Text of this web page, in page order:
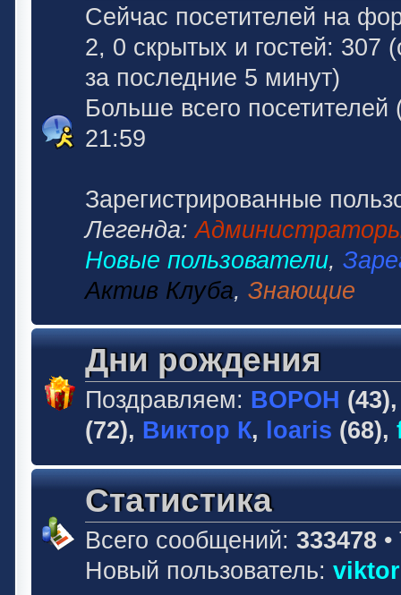
Сейчас посетителей на
2, 0 скрытых и гостей: 307
за последние 5 минут)
Больше всего посетителей
21:59
Зарегистрированные
Легенда:
Новые пользователи,
Актив Клуба, Знающие
Дни рождения
Поздравляем: BOPOH
(72), Виктор К, loaris (68),
Статистика
Всего сообщений: 333478
Новый пользователь: